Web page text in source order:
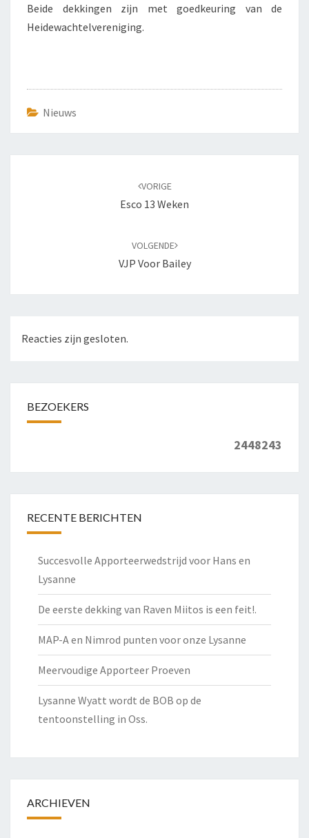
Beide dekkingen zijn met goedkeuring van de
Heidewachtelvereniging.
Nieuws
VORIGE
Esco 13 Weken
VOLGENDE
VJP Voor Bailey
Reacties zijn gesloten.
BEZOEKERS
2448243
RECENTE BERICHTEN
Succesvolle Apporteerwedstrijd voor Hans en
Lysanne
De eerste dekking van Raven Miitos is een feit!.
MAP-A en Nimrod punten voor onze Lysanne
Meervoudige Apporteer Proeven
Lysanne Wyatt wordt de BOB op de
tentoonstelling in Oss.
ARCHIEVEN